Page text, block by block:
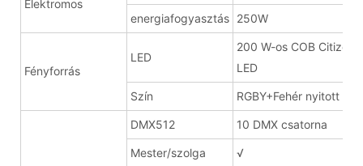
Elektromos
energiafogyasztás 250W
Fényforrás
LED
200 W-os COB Citizen
LED
Szín RGBY+Fehér nyitott
DMX512 10 DMX csatorna
Mester/szolga √